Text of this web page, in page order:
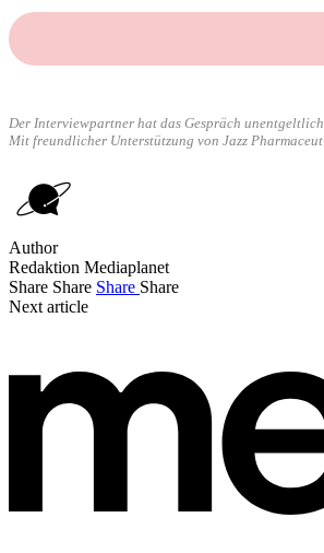
Der Interviewpartner hat das Gespräch
Mit freundlicher Unterstützung von Jazz
Author
Redaktion Mediaplanet
Share Share Share Share
Next article